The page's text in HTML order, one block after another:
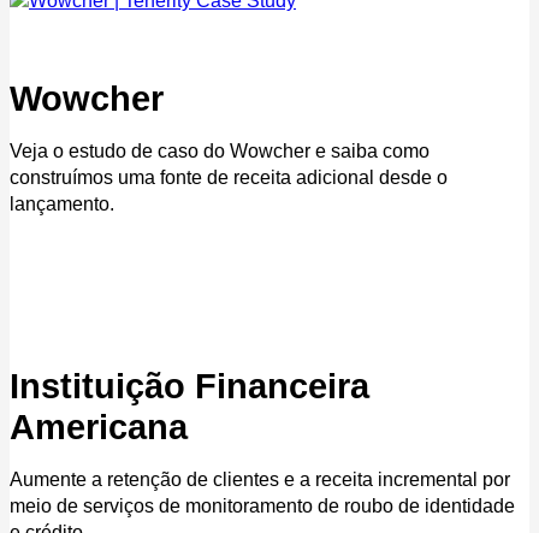
Wowcher
Veja o estudo de caso do Wowcher e saiba como
construímos uma fonte de receita adicional desde o
lançamento.
Instituição Financeira
Americana
Aumente a retenção de clientes e a receita incremental por
meio de serviços de monitoramento de roubo de identidade